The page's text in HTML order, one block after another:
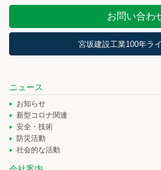
お問い合わ
宮坂建設工業100年ラ
ニュース
お知らせ
新型コロナ関連
安全・技術
防災活動
社会的な活動